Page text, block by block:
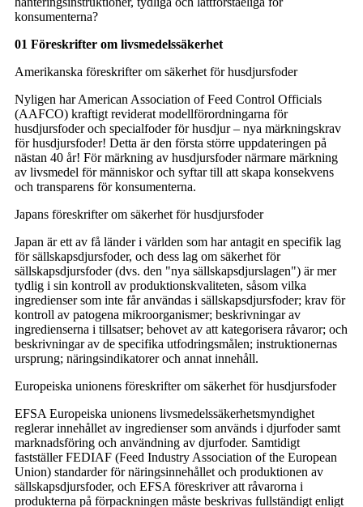
konsumenterna?
01 Föreskrifter om livsmedelssäkerhet
Amerikanska föreskrifter om säkerhet för husdjursfoder
Nyligen har American Association of Feed Control Officials
(AAFCO) kraftigt reviderat modellförordningarna för
husdjursfoder och specialfoder för husdjur – nya märkningskrav
för husdjursfoder! Detta är den första större uppdateringen på
nästan 40 år! För märkning av husdjursfoder närmare märkning
av livsmedel för människor och syftar till att skapa konsekvens
och transparens för konsumenterna.
Japans föreskrifter om säkerhet för husdjursfoder
Japan är ett av få länder i världen som har antagit en specifik lag
för sällskapsdjursfoder, och dess lag om säkerhet för
sällskapsdjursfoder (dvs. den "nya sällskapsdjurslagen") är mer
tydlig i sin kontroll av produktionskvaliteten, såsom vilka
ingredienser som inte får användas i sällskapsdjursfoder; krav för
kontroll av patogena mikroorganismer; beskrivningar av
ingredienserna i tillsatser; behovet av att kategorisera råvaror; och
beskrivningar av de specifika utfodringsmålen; instruktionernas
ursprung; näringsindikatorer och annat innehåll.
Europeiska unionens föreskrifter om säkerhet för husdjursfoder
EFSA Europeiska unionens livsmedelssäkerhetsmyndighet
reglerar innehållet av ingredienser som används i djurfoder samt
marknadsföring och användning av djurfoder. Samtidigt
fastställer FEDIAF (Feed Industry Association of the European
Union) standarder för näringsinnehållet och produktionen av
sällskapsdjursfoder, och EFSA föreskriver att råvarorna i
produkterna på förpackningen måste beskrivas fullständigt enligt